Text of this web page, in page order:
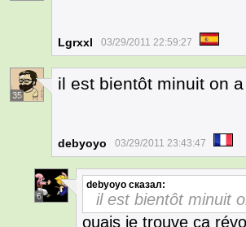
Lgrxxl 03/29/2011 22:59:27
35
il est bientôt minuit on
debyoyo 03/29/2011 23:43:47
6
debyoyo сказал:
il est bientôt minuit
ouais je trouve ça